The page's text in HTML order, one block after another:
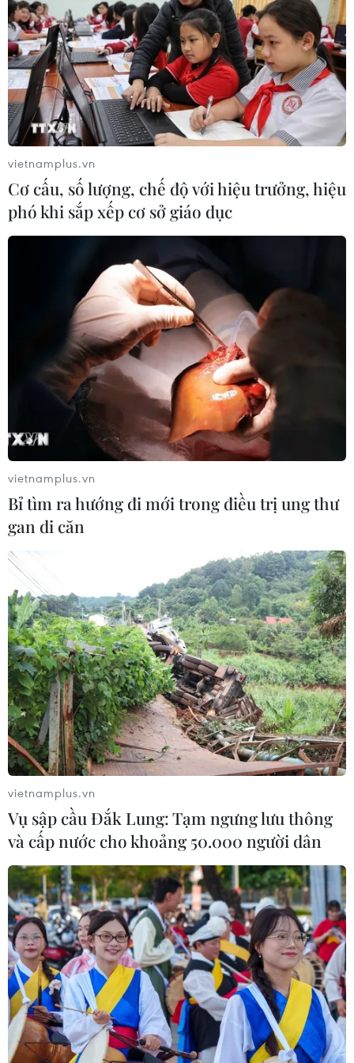
vietnamplus.vn
Cơ cấu, số lượng, chế độ với hiệu trưởng, hiệu
phó khi sắp xếp cơ sở giáo dục
vietnamplus.vn
Bỉ tìm ra hướng đi mới trong điều trị ung thư
gan di căn
vietnamplus.vn
Vụ sập cầu Đắk Lung: Tạm ngưng lưu thông
và cấp nước cho khoảng 50.000 người dân